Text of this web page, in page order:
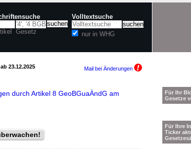
Gesetz
Volltextsuche
nur in WHG
23.12.2025 Mail bei Änderungen
durch Artikel 8 GeoBGuaÄndG am
Für Ihr
Gesetze
Für Ihre
Ticker